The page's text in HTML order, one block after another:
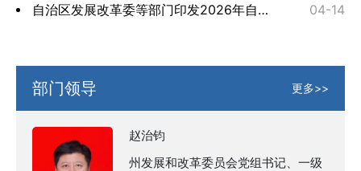
自治区发展改革委等部门印发2026年自治区提振消费工作要点
04-14
部门领导 更多>>
赵治钧
州发展和改革委员会党组书记、一级